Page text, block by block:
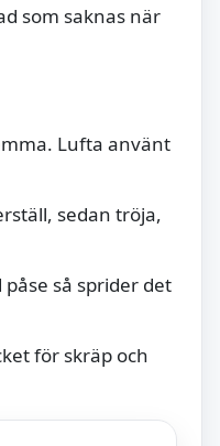
som saknas när
Lufta använt
sedan tröja,
så sprider det
för skräp och